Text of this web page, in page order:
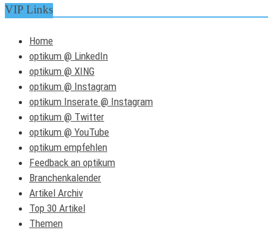
VIP Links
Home
optikum @ LinkedIn
optikum @ XING
optikum @ Instagram
optikum Inserate @ Instagram
optikum @ Twitter
optikum @ YouTube
optikum empfehlen
Feedback an optikum
Branchenkalender
Artikel Archiv
Top 30 Artikel
Themen